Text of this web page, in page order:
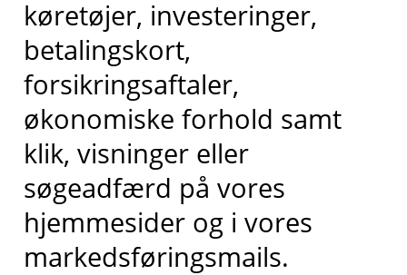
køretøjer, investeringer,
betalingskort,
forsikringsaftaler,
økonomiske forhold samt
klik, visninger eller
søgeadfærd på vores
hjemmesider og i vores
markedsføringsmails.